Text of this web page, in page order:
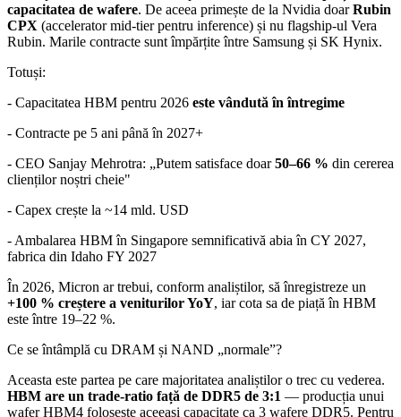
capacitatea de wafere. De aceea primește de la Nvidia doarRubin
CPX (accelerator mid-tier pentru inference) și nu flagship-ul Vera
Rubin. Marile contracte sunt împărțite între Samsung și SK Hynix.
Totuși:
- Capacitatea HBM pentru 2026 este vândută în întregime
- Contracte pe 5 ani până în 2027+
- CEO Sanjay Mehrotra: „Putem satisface doar50–66 % din cererea
clienților noștri cheie"
- Capex crește la ~14 mld. USD
- Ambalarea HBM în Singapore semnificativă abia în CY 2027,
fabrica din Idaho FY 2027
În 2026, Micron ar trebui, conform analiștilor, să înregistreze un
+100 % creștere a veniturilor YoY, iar cota sa de piață în HBM
este între 19–22 %.
Ce se întâmplă cu DRAM și NAND „normale”?
Aceasta este partea pe care majoritatea analiștilor o trec cu vederea.
HBM are un trade-ratio față de DDR5 de 3:1 — producția unui
wafer HBM4 folosește aceeași capacitate ca 3 wafere DDR5. Pentru